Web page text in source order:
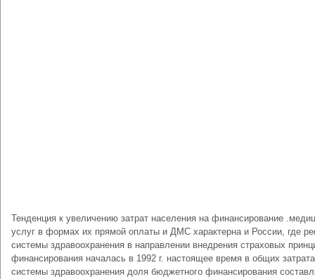
Тенденция к увеличению затрат населения на финансирование
услуг в формах их прямой оплаты и ДМС характерна и России, где
системы здравоохранения в направлении внедрения страховых
финансирования началась в 1992 г. настоящее время в общих
системы здравоохранения доля бюджетного финансирования